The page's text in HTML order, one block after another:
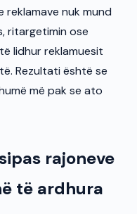
reklamave nuk mund
ritargetimin ose
lidhur reklamuesit
Rezultati është se
më pak se ato
rajoneve
të ardhura